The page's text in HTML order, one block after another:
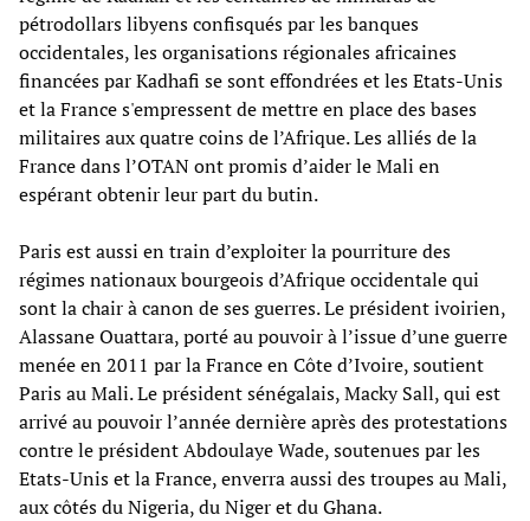
pétrodollars libyens confisqués par les banques
occidentales, les organisations régionales africaines
financées par Kadhafi se sont effondrées et les Etats-Unis
et la France s'empressent de mettre en place des bases
militaires aux quatre coins de l’Afrique. Les alliés de la
France dans l’OTAN ont promis d’aider le Mali en
espérant obtenir leur part du butin.
Paris est aussi en train d’exploiter la pourriture des
régimes nationaux bourgeois d’Afrique occidentale qui
sont la chair à canon de ses guerres. Le président ivoirien,
Alassane Ouattara, porté au pouvoir à l’issue d’une guerre
menée en 2011 par la France en Côte d’Ivoire, soutient
Paris au Mali. Le président sénégalais, Macky Sall, qui est
arrivé au pouvoir l’année dernière après des protestations
contre le président Abdoulaye Wade, soutenues par les
Etats-Unis et la France, enverra aussi des troupes au Mali,
aux côtés du Nigeria, du Niger et du Ghana.